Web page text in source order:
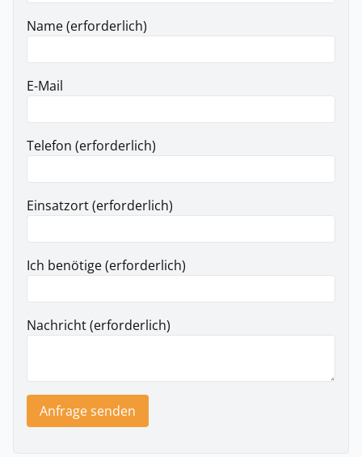
Name (erforderlich)
E-Mail
Telefon (erforderlich)
Einsatzort (erforderlich)
Ich benötige (erforderlich)
Nachricht (erforderlich)
Anfrage senden